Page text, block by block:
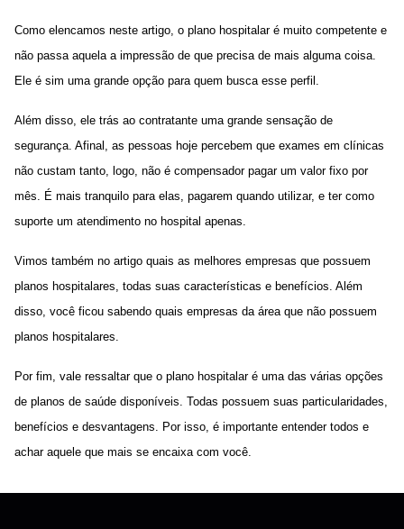
Como elencamos neste artigo, o plano hospitalar é muito competente e
não passa aquela a impressão de que precisa de mais alguma coisa.
Ele é sim uma grande opção para quem busca esse perfil.
Além disso, ele trás ao contratante uma grande sensação de
segurança. Afinal, as pessoas hoje percebem que exames em clínicas
não custam tanto, logo, não é compensador pagar um valor fixo por
mês. É mais tranquilo para elas, pagarem quando utilizar, e ter como
suporte um atendimento no hospital apenas.
Vimos também no artigo quais as melhores empresas que possuem
planos hospitalares, todas suas características e benefícios. Além
disso, você ficou sabendo quais empresas da área que não possuem
planos hospitalares.
Por fim, vale ressaltar que o plano hospitalar é uma das várias opções
de planos de saúde disponíveis. Todas possuem suas particularidades,
benefícios e desvantagens. Por isso, é importante entender todos e
achar aquele que mais se encaixa com você.